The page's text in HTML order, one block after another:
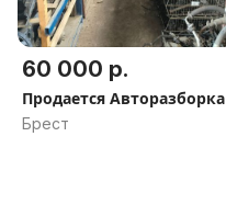
60 000 р.
Продается Авторазборка
Брест